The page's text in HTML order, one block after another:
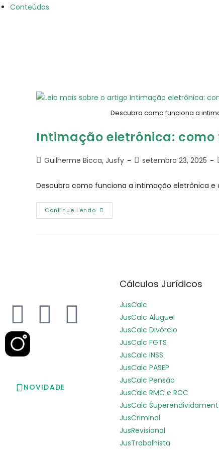
Conteúdos
Descubra como funciona a
Intimação eletrônica:
Guilherme Bicca, Jusfy setembro 23, 2025
Descubra como funciona a intimação eletrônica e
Continue Lendo
NOVIDADE
Cálculos Jurídicos
JusCalc
JusCalc Aluguel
JusCalc Divórcio
JusCalc FGTS
JusCalc INSS
JusCalc PASEP
JusCalc Pensão
JusCalc RMC e RCC
JusCalc
JusCriminal
JusRevisional
JusTrabalhista